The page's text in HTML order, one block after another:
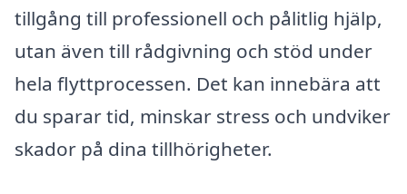
tillgång till professionell och pålitlig hjälp,
utan även till rådgivning och stöd under
hela flyttprocessen. Det kan innebära att
du sparar tid, minskar stress och undviker
skador på dina tillhörigheter.